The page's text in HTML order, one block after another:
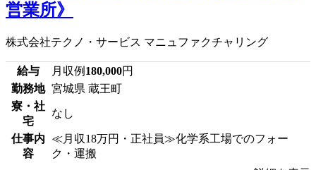
営業所》
株式会社テクノ・サービス マニュファクチャリング
給与 月収例 180,000円
勤務地 宮城県 蔵王町
寮・社
宅
なし
仕事内
容
≪月収18万円・正社員≫化学系工場でのフォー
ク・運搬